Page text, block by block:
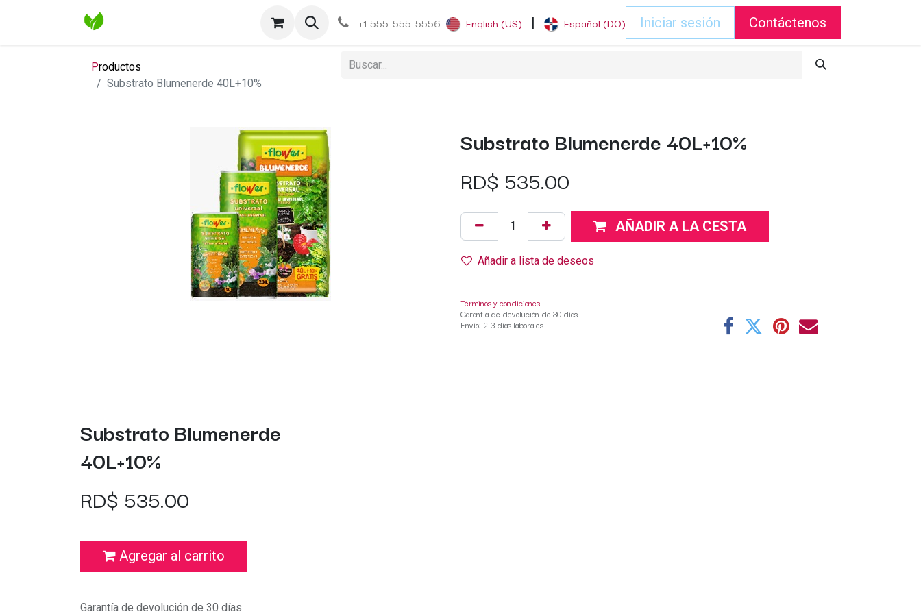
Contáctenos Blog +1 555-555-5556 English (US) | Español (DO) Iniciar sesión Contáctenos
Productos
Substrato Blumenerde 40L+10%
Substrato Blumenerde 40L+10%
RD$ 535.00
AÑADIR A LA CESTA
Añadir a lista de deseos
Términos y condiciones
Garantía de devolución de 30 días
Envío: 2-3 días laborales
Substrato Blumenerde
40L+10%
RD$ 535.00
Agregar al carrito
Garantía de devolución de 30 días